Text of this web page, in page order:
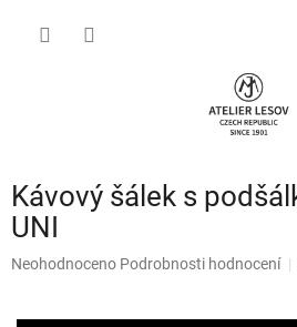
Kávový šálek s
UNI
Průměrné
Neohodnoceno Podrobnosti hodnocení